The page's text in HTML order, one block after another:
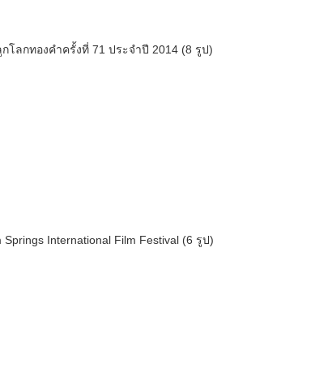
โลกทองคำครั้งที่ 71 ประจำปี 2014 (8 รูป)
International Film Festival (6 รูป)